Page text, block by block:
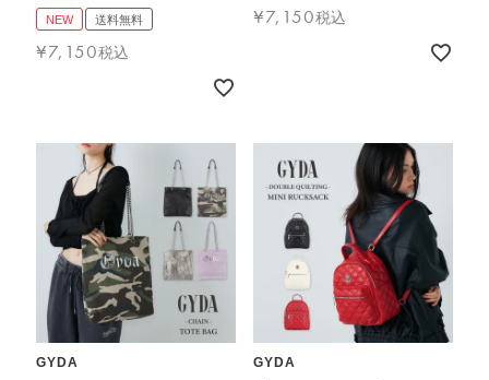
NEW 送料無料
¥7,150税込
¥7,150税込
GYDA GYDA